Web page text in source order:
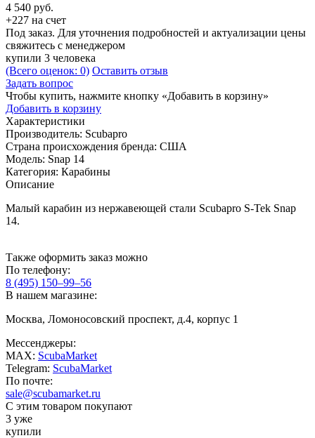
4 540 руб.
+227 на счет
Под заказ. Для уточнения подробностей и актуализации цены
свяжитесь с менеджером
купили 3 человека
(Всего оценок: 0) Оставить отзыв
Задать вопрос
Чтобы купить, нажмите кнопку «Добавить в корзину»
Добавить в корзину
Характеристики
Производитель: Scubapro
Страна происхождения бренда: США
Модель: Snap 14
Категория: Карабины
Описание
Малый карабин из нержавеющей стали Scubapro S-Tek Snap
14.
Также оформить заказ можно
По телефону:
8 (495) 150–99–56
В нашем магазине:
Москва, Ломоносовский проспект, д.4, корпус 1
Мессенджеры:
MAX: ScubaMarket
Telegram: ScubaMarket
По почте:
sale@scubamarket.ru
С этим товаром покупают
3 уже
купили